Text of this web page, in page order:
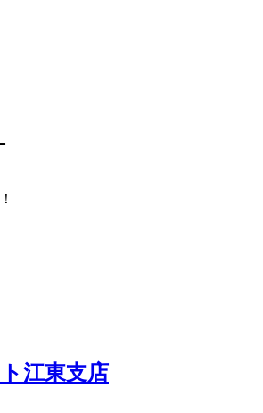
江東支店